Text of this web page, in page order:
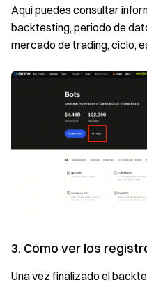
Aquí puedes consultar
backtesting, periodo de
mercado de trading, ciclo,
3. Cómo ver los
Una vez finalizado el